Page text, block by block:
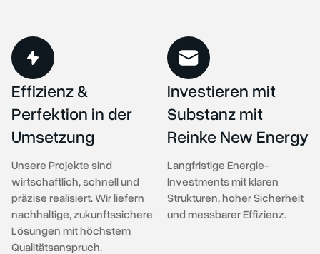
Effizienz &
Perfektion in der
Umsetzung
Unsere Projekte sind
wirtschaftlich, schnell und
präzise realisiert. Wir liefern
nachhaltige, zukunftssichere
Lösungen mit höchstem
Qualitätsanspruch.
Investieren mit
Substanz mit
Reinke New Energy
Langfristige Energie-
Investments mit klaren
Strukturen, hoher Sicherheit
und messbarer Effizienz.